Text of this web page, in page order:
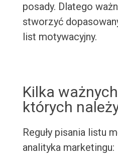
posady. Dlatego
stworzyć
list motywacyjny.
Kilka
których
Reguły pisania listu
analityka marketingu: